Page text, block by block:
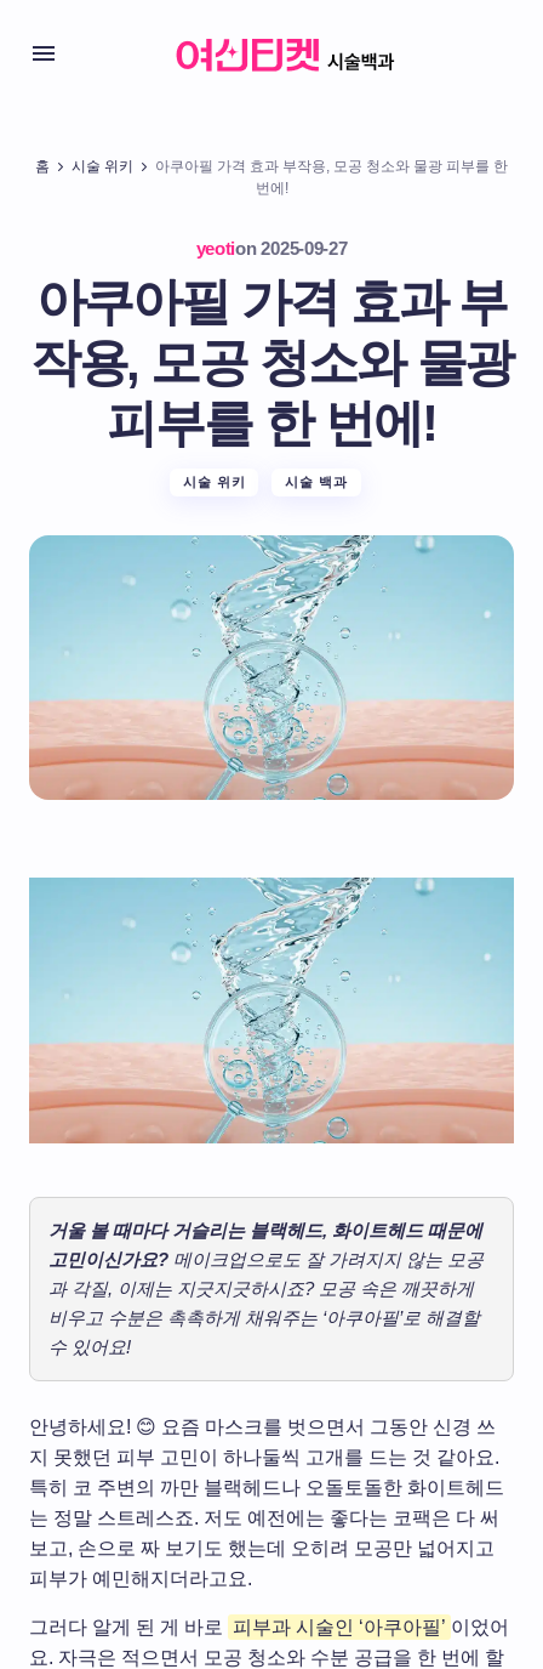
홈 시술 위키
아쿠아필 가격 효과 부작용, 모공 청소와 물광 피부를 한
번에!
yeotion 2025-09-27
아쿠아필 가격 효과 부
작용, 모공 청소와 물광
피부를 한 번에!
시술 위키 시술 백과
거울 볼 때마다 거슬리는 블랙헤드, 화이트헤드 때문에
고민이신가요? 메이크업으로도 잘 가려지지 않는 모공
과 각질, 이제는 지긋지긋하시죠? 모공 속은 깨끗하게
비우고 수분은 촉촉하게 채워주는 ‘아쿠아필’로 해결할
수 있어요!
안녕하세요! 😊 요즘 마스크를 벗으면서 그동안 신경 쓰
지 못했던 피부 고민이 하나둘씩 고개를 드는 것 같아요.
특히 코 주변의 까만 블랙헤드나 오돌토돌한 화이트헤드
는 정말 스트레스죠. 저도 예전에는 좋다는 코팩은 다 써
보고, 손으로 짜 보기도 했는데 오히려 모공만 넓어지고
피부가 예민해지더라고요.
그러다 알게 된 게 바로 피부과 시술인 ‘아쿠아필’ 이었어
요. 자극은 적으면서 모공 청소와 수분 공급을 한 번에 할